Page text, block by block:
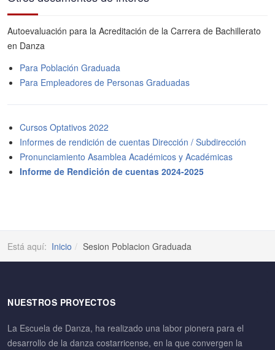
Autoevaluación para la Acreditación de la Carrera de Bachillerato
en Danza
Para Población Graduada
Para Empleadores de Personas Graduadas
Cursos Optativos 2022
Informes de rendición de cuentas Dirección / Subdirección
Pronunciamiento Asamblea Académicos y Académicas
Informe de Rendición de cuentas 2024-2025
Está aquí: Inicio Sesion Poblacion Graduada
NUESTROS PROYECTOS
La Escuela de Danza, ha realizado una labor pionera para el
desarrollo de la danza costarricense, en la que convergen la